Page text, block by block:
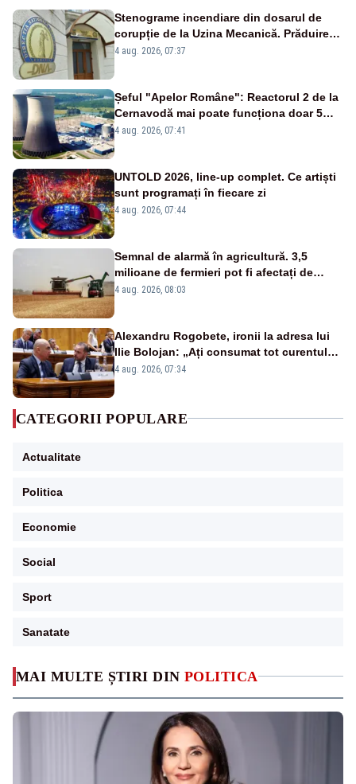
MAI MULTE ȘTIRI DIN POLITICA
Stenograme incendiare din dosarul de
corupție de la Uzina Mecanică. Prăduirea
banilor din programul SAFE, interceptată
4 aug. 2026, 07:37
Șeful "Apelor Române": Reactorul 2 de la
Cernavodă mai poate funcționa doar 5
zile
4 aug. 2026, 07:41
UNTOLD 2026, line-up complet. Ce artiști
sunt programați în fiecare zi
4 aug. 2026, 07:44
Semnal de alarmă în agricultură. 3,5
milioane de fermieri pot fi afectați de
strategia pentru conservarea
4 aug. 2026, 08:03
Alexandru Rogobete, ironii la adresa lui
Ilie Bolojan: „Ați consumat tot curentul
urmărind șobolani imaginari”
4 aug. 2026, 07:34
CATEGORII POPULARE
Actualitate
Politica
Economie
Social
Sport
Sanatate